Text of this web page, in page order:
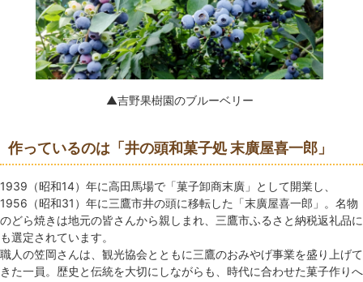
▲吉野果樹園のブルーベリー
作っているのは「井の頭和菓子処 末廣屋喜一郎」
1939（昭和14）年に高田馬場で「菓子卸商末廣」として開業し、
1956（昭和31）年に三鷹市井の頭に移転した「末廣屋喜一郎」。名物
のどら焼きは地元の皆さんから親しまれ、三鷹市ふるさと納税返礼品に
も選定されています。
職人の笠岡さんは、観光協会とともに三鷹のおみやげ事業を盛り上げて
きた一員。歴史と伝統を大切にしながらも、時代に合わせた菓子作りへ